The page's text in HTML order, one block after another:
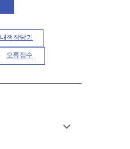
내책장담기
오류접수